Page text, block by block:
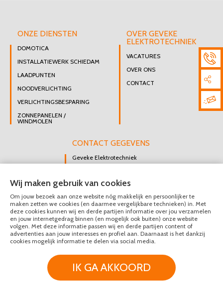
ONZE DIENSTEN
DOMOTICA
INSTALLATIEWERK SCHIEDAM
LAADPUNTEN
NOODVERLICHTING
VERLICHTINGSBESPARING
ZONNEPANELEN /
WINDMOLEN
OVER GEVEKE
ELEKTROTECHNIEK
VACATURES
OVER ONS
CONTACT
CONTACT GEGEVENS
Geveke Elektrotechniek
3112 GK Schiedam
DIRECT CONTACT
OPNEMEN
010 426 8447
MAIL ONS
© Geveke Elektrotechniek 2020 - 2026
Algemene Voorwaarden
Wij maken gebruik van cookies
Om jouw bezoek aan onze website nóg makkelijk en persoonlijker te
maken zetten we cookies (en daarmee vergelijkbare technieken) in. Met
deze cookies kunnen wij en derde partijen informatie over jou verzamelen
en jouw internetgedrag binnen (en mogelijk ook buiten) onze website
volgen. Met deze informatie passen wij en derde partijen content of
advertenties aan jouw interesses en profiel aan. Daarnaast is het dankzij
cookies mogelijk informatie te delen via social media.
IK GA AKKOORD